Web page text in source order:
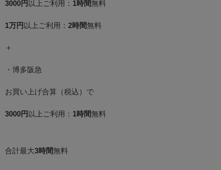
3000円 以上ご利用： 1時間無料
1万円 以上ご利用： 2時間無料
＋
・博多阪急
お買い上げ合算（税込）で
3000円 以上ご利用： 1時間無料
合計最大3時間無料